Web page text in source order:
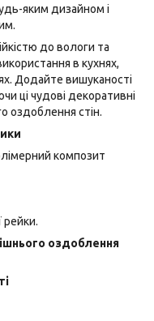
яким дизайном і
до вологи та
в кухнях,
Додайте вишуканості
ці чудові декоративні
оздоблення стін.
композит
рейки.
оздоблення